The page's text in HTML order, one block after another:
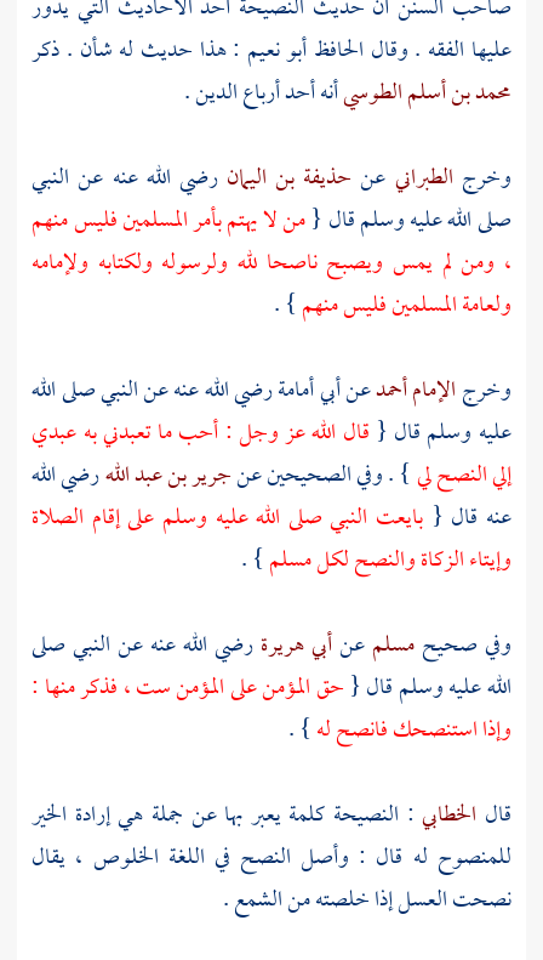
عليها الفقه . وقال الحافظ أبو نعيم : هذا حديث له شأن . ذكر
محمد بن أسلم الطوسيأنه أحد أرباع الدين .
وخرج الطبراني عن حذيفة بن اليمانرضي الله عنه عن النبي
صلى الله عليه وسلم قال {من لا يهتم بأمر المسلمين فليس منهم
، ومن لم يمس ويصبح ناصحا لله ولرسوله ولكتابه ولإمامه
ولعامة المسلمين فليس منهم} .
وخرجالإمام أحمدعنأبي أمامةرضي الله عنه عن النبي صلى الله
عليه وسلم قال { قال الله عز وجل : أحب ما تعبدني به عبدي
إلي النصح لي} . وفي الصحيحين عنجرير بن عبد اللهرضي الله
عنه قال {بايعت النبي صلى الله عليه وسلم على إقام الصلاة
وإيتاء الزكاة والنصح لكل مسلم} .
وفي صحيحمسلمعنأبي هريرةرضي الله عنه عن النبي صلى
الله عليه وسلم قال {حق المؤمن على المؤمن ست ، فذكر منها :
وإذا استنصحك فانصح له} .
قال الخطابي : النصيحة كلمة يعبر بها عن جملة هي إرادة الخير
للمنصوح له قال : وأصل النصح في اللغة الخلوص ، يقال
نصحت العسل إذا خلصته من الشمع .